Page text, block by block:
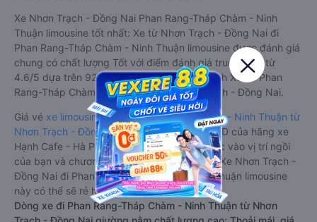
Xe Nhơn Trạch - Đồng Nai Phan Rang-Tháp Chàm - Ninh
Thuận limousine tốt nhất: Xe từ Nhơn Trạch - Đồng Nai đi
Phan Rang-Tháp Chàm - Ninh Thuận limousine được đánh giá
chung có chất lượng Tốt với điểm đánh giá trung bình từ
4.6/5 dựa trên 9214 phản hồi của hành khách Xe về Phan
Rang-Tháp Chàm - Ninh Thuận từ Nhơn Trạch - Đồng Nai.
Giá vé xe limousine đi Phan Rang-Tháp Chàm - Ninh Thuận từ
Nhơn Trạch - Đồng Nairẻ nhất là 280000VND của hãng xe
Hạnh Cafe - Hà Phương Limousine. Tùy thuộc vào vị trí ngồi
của bạn và chương trình khuyến mãi, giá vé Xe Nhơn Trạch -
Đồng Nai đi Phan Rang-Tháp Chàm - Ninh Thuận limousine
này có thể sẽ rẻ hơn
Dòng xe đi Phan Rang-Tháp Chàm - Ninh Thuận từ Nhơn